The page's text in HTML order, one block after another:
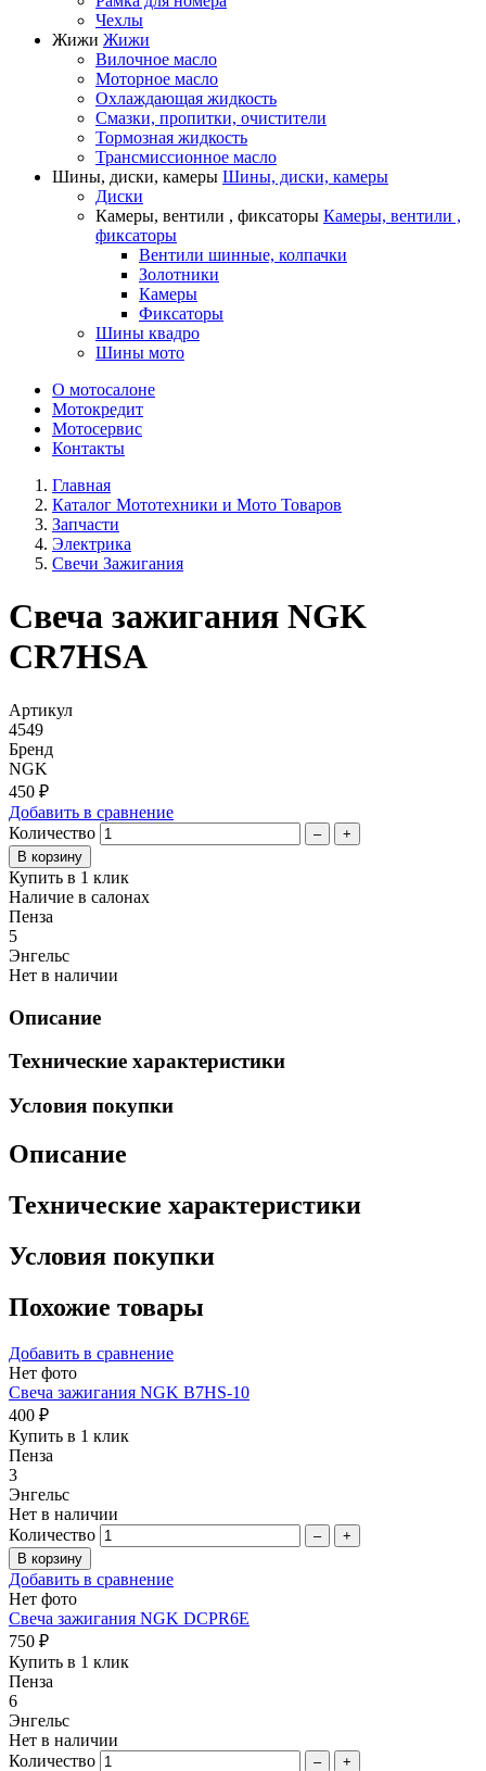
Чехлы
Жижи Жижи
Вилочное масло
Моторное масло
Охлаждающая жидкость
Смазки, пропитки, очистители
Тормозная жидкость
Трансмиссионное масло
Шины, диски, камеры Шины, диски, камеры
Диски
Камеры, вентили , фиксаторы Камеры, вентили ,
фиксаторы
Вентили шинные, колпачки
Золотники
Камеры
Фиксаторы
Шины квадро
Шины мото
О мотосалоне
Мотокредит
Мотосервис
Контакты
Главная
Каталог Мототехники и Мото Товаров
Запчасти
Электрика
Свечи Зажигания
Свеча зажигания NGK
CR7HSA
Артикул
4549
Бренд
NGK
450 ₽
Добавить в сравнение
Количество
– +
Купить в 1 клик
Наличие в салонах
Пенза
5
Энгельс
Нет в наличии
Описание
Технические характеристики
Условия покупки
Описание
Технические характеристики
Условия покупки
Похожие товары
Добавить в сравнение
Нет фото
Свеча зажигания NGK B7HS-10
400 ₽
Купить в 1 клик
Пенза
3
Энгельс
Нет в наличии
Количество
– +
Добавить в сравнение
Нет фото
Свеча зажигания NGK DCPR6E
750 ₽
Купить в 1 клик
Пенза
6
Энгельс
Нет в наличии
Количество
– +